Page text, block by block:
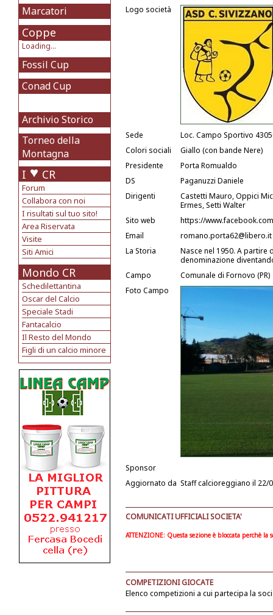
Marcatori
Coppe
Loading...
Fossil Cup
Conad Cup
Archivio Storico
Torneo della
Montagna
I CR
Forum
Collabora con noi
I risultati sul tuo sito!
Area Riservata
Visite
Siti Amici
Mondo CR
Schedilettantina
Oscar del Calcio
Speciale Stadi
Fantacalcio
Il Resto del Mondo
Figli di un calcio minore
Logo società
Sede
Loc. Campo Sportivo
Colori sociali
Giallo (con bande Nere)
Presidente
Porta Romualdo
DS
Paganuzzi Daniele
Dirigenti
Castetti Mauro, Oppici
Ermes, Setti Walter
Sito web
https://
Email
romano.porta62@libero.it
La Storia
Nasce nel 1950. A partire
denominazione
Campo
Comunale di Fornovo (PR)
Foto Campo
Sponsor
Aggiornato da Staff calcioreggiano il 22/
COMUNICATI UFFICIALI SOCIETA'
ATTENZIONE: Questa sezione è bloccata perchè
COMPETIZIONI GIOCATE
Elenco competizioni a cui partecipa la